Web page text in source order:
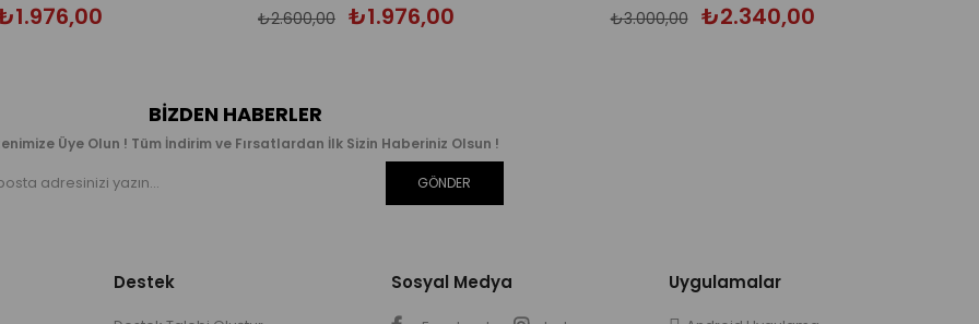
₺1.976,00
₺2.600,00 ₺2.340,00
₺3.000,00
BIZDEN HABERLER
Üye Olun ! Tüm İndirim ve Fırsatlardan İlk Sizin Haberiniz Olsun !
GÖNDER
Destek Sosyal Medya Uygulamalar